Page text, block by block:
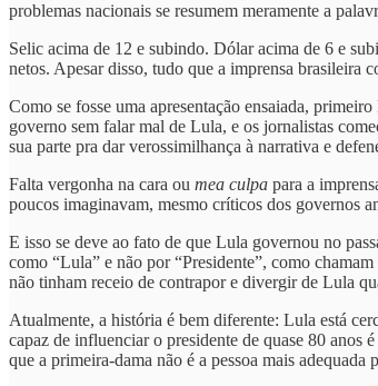
problemas nacionais se resumem meramente a
Selic acima de 12 e subindo. Dólar acima de 6 e
netos. Apesar disso, tudo que a imprensa brasileira
Como se fosse uma apresentação ensaiada,
governo sem falar mal de Lula, e os jornalistas
sua parte pra dar verossimilhança à narrativa e
Falta vergonha na cara ou mea culpa para a
poucos imaginavam, mesmo críticos dos governos
E isso se deve ao fato de que Lula governou no
como “Lula” e não por “Presidente”, como
não tinham receio de contrapor e divergir de Lula
Atualmente, a história é bem diferente: Lula está
capaz de influenciar o presidente de quase 80 anos
que a primeira-dama não é a pessoa mais